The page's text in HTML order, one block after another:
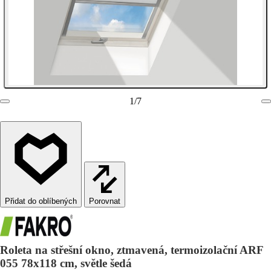
1/7
Porovnat
Roleta na střešní okno, ztmavená, termoizolační ARF
055 78x118 cm, světle šedá